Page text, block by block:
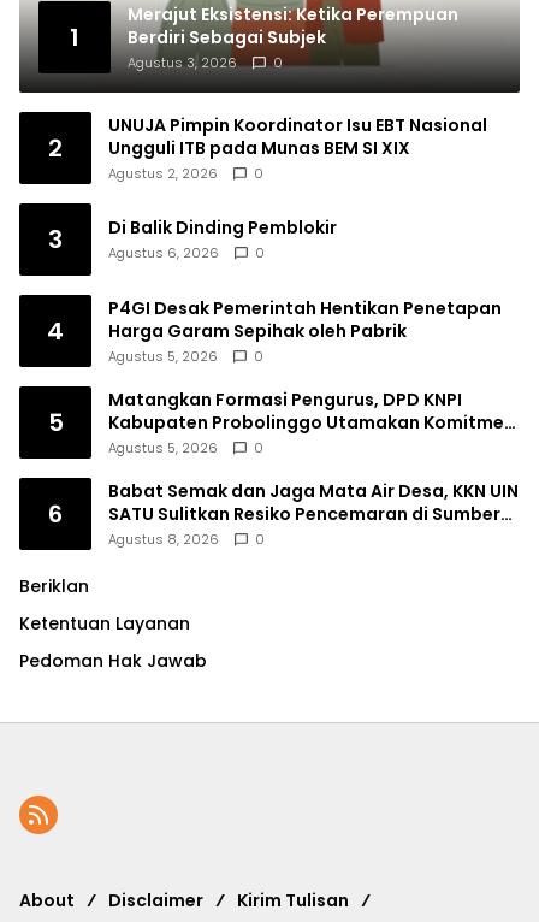
1
Merajut Eksistensi: Ketika Perempuan
Berdiri Sebagai Subjek
Agustus 3, 2026 0
2
UNUJA Pimpin Koordinator Isu EBT Nasional
Ungguli ITB pada Munas BEM SI XIX
Agustus 2, 2026 0
3 Di Balik Dinding Pemblokir
Agustus 6, 2026 0
4
P4GI Desak Pemerintah Hentikan Penetapan
Harga Garam Sepihak oleh Pabrik
Agustus 5, 2026 0
5
Matangkan Formasi Pengurus, DPD KNPI
Kabupaten Probolinggo Utamakan Komitmen
dan Kinerja
Agustus 5, 2026 0
6
Babat Semak dan Jaga Mata Air Desa, KKN UIN
SATU Sulitkan Resiko Pencemaran di Sumber
Ngumbul
Agustus 8, 2026 0
Beriklan
Ketentuan Layanan
Pedoman Hak Jawab
About Disclaimer
Kirim Tulisan